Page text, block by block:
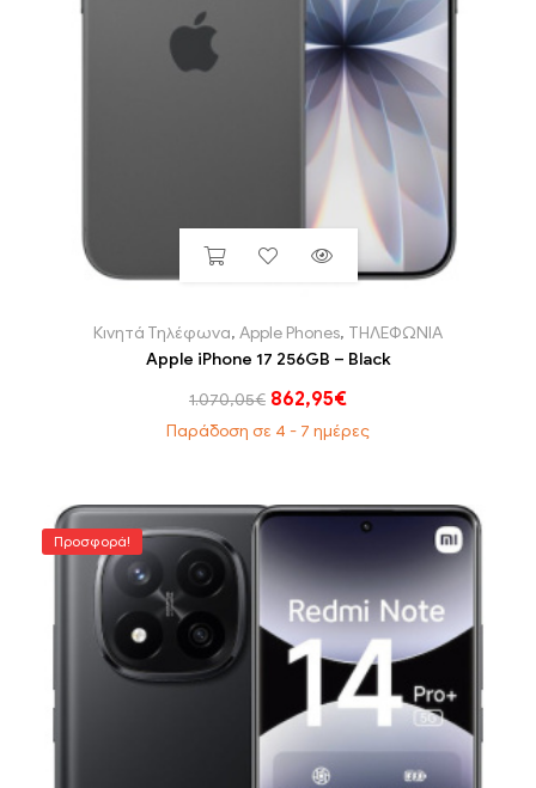
Κινητά Τηλέφωνα, Apple Phones, ΤΗΛΕΦΩΝΙΑ
Apple iPhone 17 256GB – Black
1.070,05€ 862,95€
Παράδοση σε 4 - 7 ημέρες
Προσφορά!